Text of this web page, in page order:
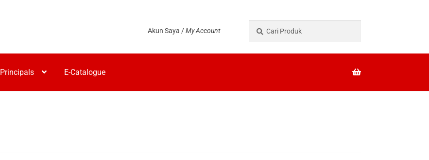
Akun Saya /My Account
untuk:
Principals E-Catalogue